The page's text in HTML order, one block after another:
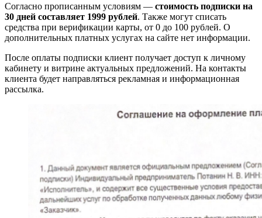
Согласно прописанным условиям — стоимость подписки на
30 дней составляет 1999 рублей. Также могут списать
средства при верификации карты, от 0 до 100 рублей. О
дополнительных платных услугах на сайте нет информации.
После оплаты подписки клиент получает доступ к личному
кабинету и витрине актуальных предложений. На контакты
клиента будет направляться рекламная и информационная
рассылка.